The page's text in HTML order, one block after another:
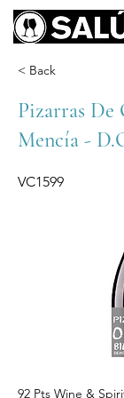
< Back
Pizarras De
Mencía -
VC1599
92 Pts Wine &